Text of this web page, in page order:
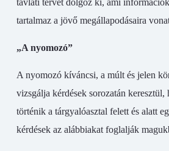
távlati tervet dolgoz ki, ami
tartalmaz a jövő megállapodásaira
„A nyomozó”
A nyomozó kíváncsi, a múlt és jelen
vizsgálja kérdések sorozatán
történik a tárgyalóasztal felett és alatt
kérdések az alábbiakat foglalják